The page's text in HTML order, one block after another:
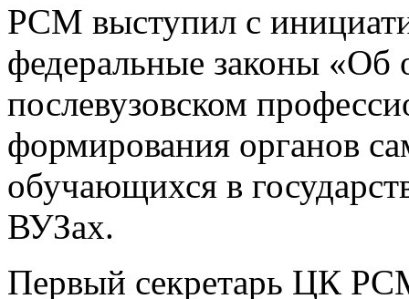
РСМ выступил с
федеральные законы
послевузовском
формирования органов
обучающихся в
ВУЗах.
Первый секретарь ЦК